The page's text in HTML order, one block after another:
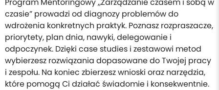
czasie” prowadzi od diagnozy problemów do
wdrożenia konkretnych praktyk. Poznasz rozpraszacze,
priorytety, plan dnia, nawyki, delegowanie i
odpoczynek. Dzięki case studies i zestawowi metod
wybierzesz rozwiązania dopasowane do Twojej pracy
i zespołu. Na koniec zbierzesz wnioski oraz narzędzia,
które pomogą Ci działać świadomie i konsekwentnie.